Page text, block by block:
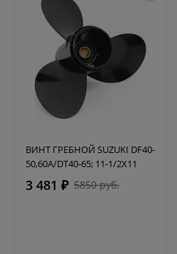
ВИНТ ГРЕБНОЙ SUZUKI DF40-
50,60A/DT40-65; 11-1/2X11
3 481 ₽ 5850 руб.